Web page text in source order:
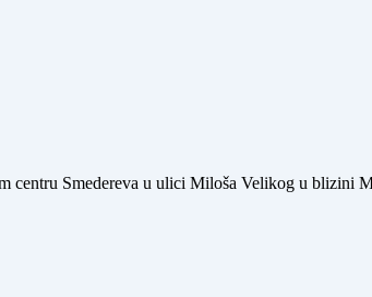
centru Smedereva u ulici Miloša Velikog u blizini